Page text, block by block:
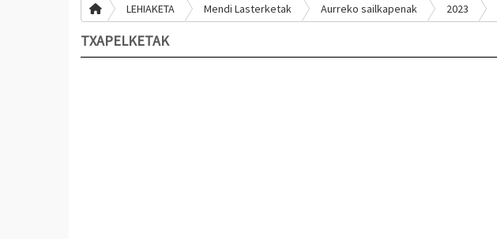
LEHIAKETA Mendi Lasterketak Aurreko sailkapenak 2023
TXAPELKETAK